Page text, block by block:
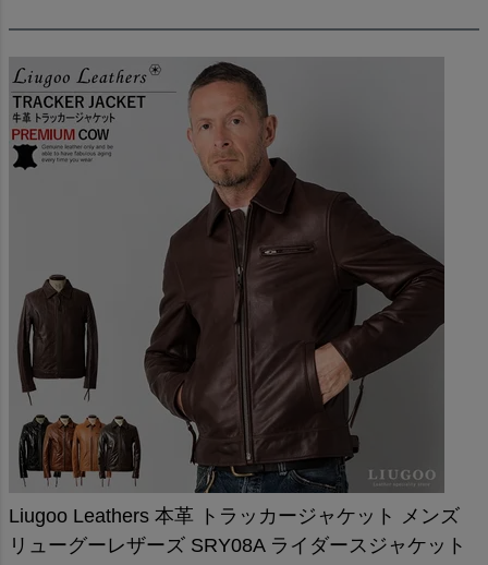
Liugoo Leathers 本革 トラッカージャケット メンズ
リューグーレザーズ SRY08A ライダースジャケット